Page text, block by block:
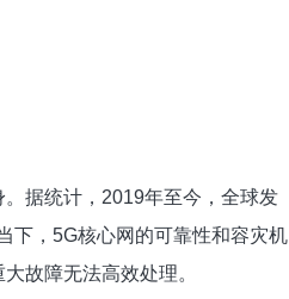
据统计，2019年至今，全球发
下，5G核心网的可靠性和容灾机
故障无法高效处理。